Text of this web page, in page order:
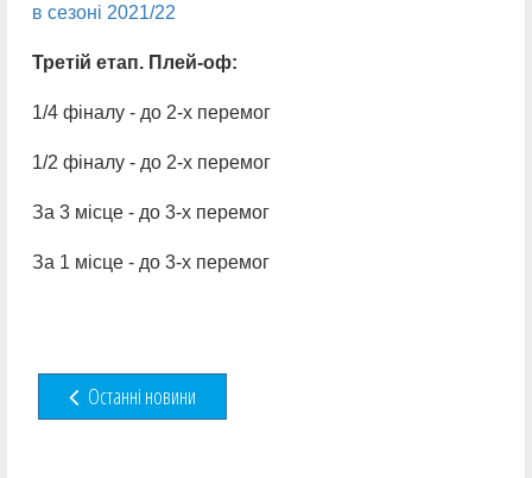
в сезоні 2021/22
Третій етап. Плей-оф:
1/4 фіналу - до 2-х перемог
1/2 фіналу - до 2-х перемог
За 3 місце - до 3-х перемог
За 1 місце - до 3-х перемог
Останні новини